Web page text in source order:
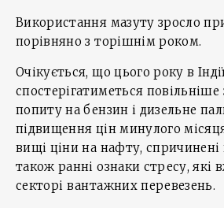
Використання мазуту зросло
порівняно з торішнім роком.
Очікується, що цього року в Індії
спостерігатиметься повільніше
попиту на бензин і дизельне
підвищення цін минулого
вищі ціни на нафту, спричинені
також ранні ознаки стресу, які
секторі вантажних перевезень.